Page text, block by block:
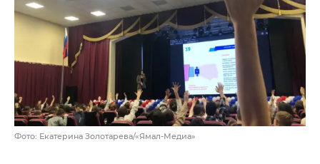
Фото: Екатерина Золотарева/«Ямал-Медиа»